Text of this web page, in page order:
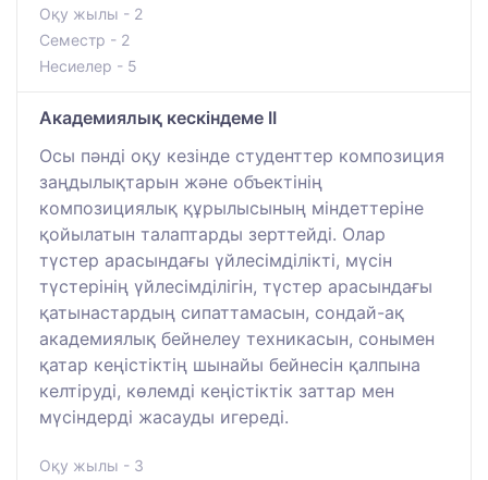
Оқу жылы - 2
Семестр - 2
Несиелер - 5
Академиялық кескіндеме ІІ
Осы пәнді оқу кезінде студенттер композиция
заңдылықтарын және объектінің
композициялық құрылысының міндеттеріне
қойылатын талаптарды зерттейді. Олар
түстер арасындағы үйлесімділікті, мүсін
түстерінің үйлесімділігін, түстер арасындағы
қатынастардың сипаттамасын, сондай-ақ
академиялық бейнелеу техникасын, сонымен
қатар кеңістіктің шынайы бейнесін қалпына
келтіруді, көлемді кеңістіктік заттар мен
мүсіндерді жасауды игереді.
Оқу жылы - 3